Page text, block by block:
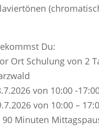
Du:
Ort Schulung von 2
von 10:00 -
von 10:00 –
Minuten